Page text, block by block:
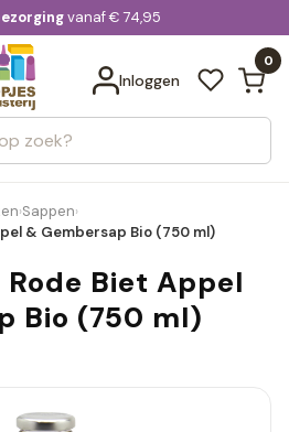
20:00 uur besteld
vanaf € 74,95
Inloggen
0
Bekijk alle resultaten
›Sappen›
& Gembersap Bio (750 ml)
Biet Appel
Bio (750 ml)